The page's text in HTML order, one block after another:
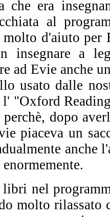
che era
al
d'aiuto per
insegnare a
ad Evie anche
usato dalle
"Oxford
dopo
piaceva un
anche
nel
molto rilassato